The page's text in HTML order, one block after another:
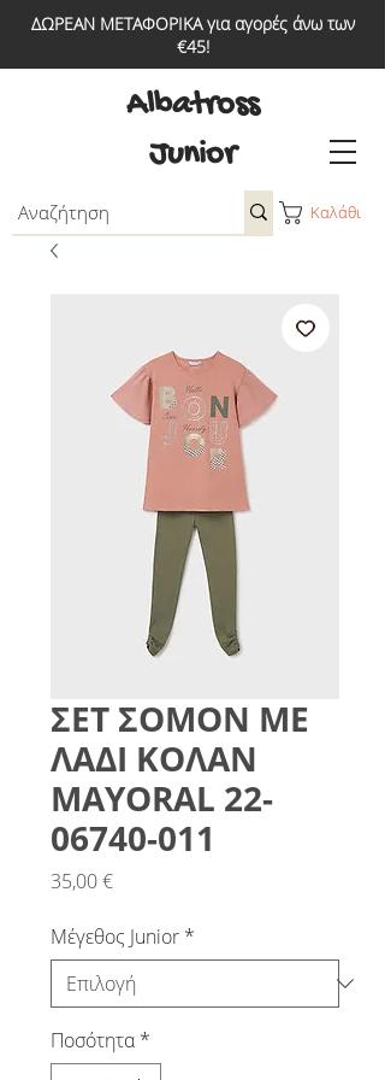
ΔΩΡΕΑΝ ΜΕΤΑΦΟΡΙΚΑ για αγορές άνω των
€45!
Καλάθι
Albatross
Junior
ΣΕΤ ΣΟΜΟΝ ΜΕ
ΛΑΔΙ ΚΟΛΑΝ
MAYORAL 22-
06740-011
35,00 €Τιμή
Μέγεθος Junior *
Ποσότητα *